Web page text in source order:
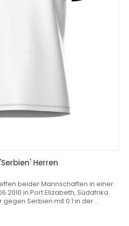
Herren
beider Mannschaften in einer
in Port Elizabeth, Südafrika.
Serbien mit 0:1 in der
und liebst